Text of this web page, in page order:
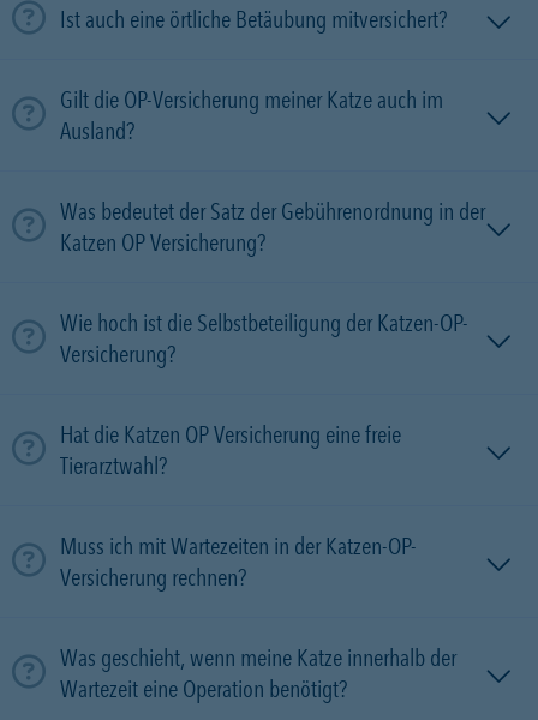
Ist auch eine örtliche Betäubung mitversichert?
Gilt die OP-Versicherung meiner Katze auch im
Ausland?
Was bedeutet der Satz der Gebührenordnung in der
Katzen OP Versicherung?
Wie hoch ist die Selbstbeteiligung der Katzen-OP-
Versicherung?
Hat die Katzen OP Versicherung eine freie
Tierarztwahl?
Muss ich mit Wartezeiten in der Katzen-OP-
Versicherung rechnen?
Was geschieht, wenn meine Katze innerhalb der
Wartezeit eine Operation benötigt?